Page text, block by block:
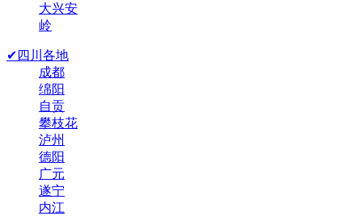
大兴安
岭
✔四川各地
成都
绵阳
自贡
攀枝花
泸州
德阳
广元
遂宁
内江